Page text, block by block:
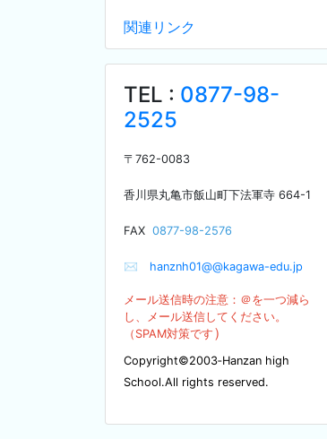
関連リンク
TEL : 0877-98-
2525
〒 762-0083
香川県丸亀市飯山町下法軍寺 664-1
FAX 0877-98-2576
✉ hanznh01@@kagawa-edu.jp
メール送信時の注意：＠を一つ減ら
し、メール送信してください。
（SPAM対策です ）
Copyright©2003‐Hanzan high
School.All rights reserved.